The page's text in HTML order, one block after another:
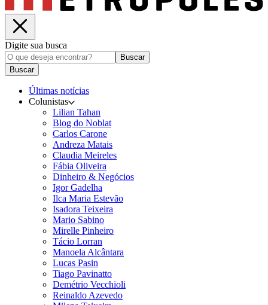
Digite sua busca
Buscar
Buscar
Últimas notícias
Colunistas
Lilian Tahan
Blog do Noblat
Carlos Carone
Andreza Matais
Claudia Meireles
Fábia Oliveira
Dinheiro & Negócios
Igor Gadelha
Ilca Maria Estevão
Isadora Teixeira
Mario Sabino
Mirelle Pinheiro
Tácio Lorran
Manoela Alcântara
Lucas Pasin
Tiago Pavinatto
Demétrio Vecchioli
Reinaldo Azevedo